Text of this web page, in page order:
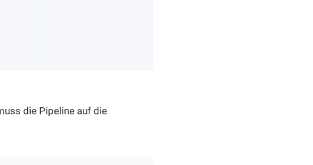
die Pipeline auf die